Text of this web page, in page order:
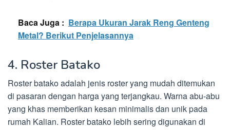
Baca Juga : Berapa Ukuran Jarak Reng Genteng
Metal? Berikut Penjelasannya
4. Roster Batako
Roster batako adalah jenis roster yang mudah ditemukan
di pasaran dengan harga yang terjangkau. Warna abu-abu
yang khas memberikan kesan minimalis dan unik pada
rumah Kalian. Roster batako lebih sering digunakan di